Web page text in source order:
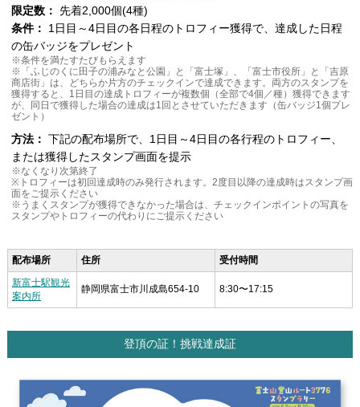
限定数： 先着2,000個(4種)
条件：
1日目～4日目の各日程のトロフィー獲得で、達成した日程
の缶バッジをプレゼント
※条件を満たすたびもらえます
※「ふじのくに田子の浦みなと公園」と「富士塚」、「富士市役所」と「吉原
商店街」は、どちらか片方のチェックインで達成できます。両方のスタンプを
獲得すると、1日目の達成トロフィーが複数個（全部で4個／種）獲得できます
が、同日で獲得した場合の達成は1回とさせていただきます（缶バッジ1個プレ
ゼント）
方法： 下記の配布場所で、1日目～4日目の各行程のトロフィー、
または獲得したスタンプ画面を提示
※なくなり次第終了
※トロフィーは初回達成時のみ発行されます。2度目以降の達成時はスタンプ画
面をご提示ください
※うまくスタンプが獲得できなかった場合は、チェックインポイントの写真を
スタンプやトロフィーの代わりにご提示ください
配布場所 住所
受付時間
新富士駅観光
案内所
静岡県富士市川成島654-10 8:30〜17:15
登頂の証！挑戦達成証